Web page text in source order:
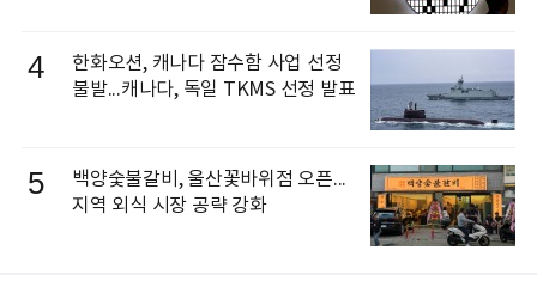
4
한화오션, 캐나다 잠수함 사업 선정
불발...캐나다, 독일 TKMS 선정 발표
5
백양숯불갈비, 울산꽃바위점 오픈...
지역 외식 시장 공략 강화